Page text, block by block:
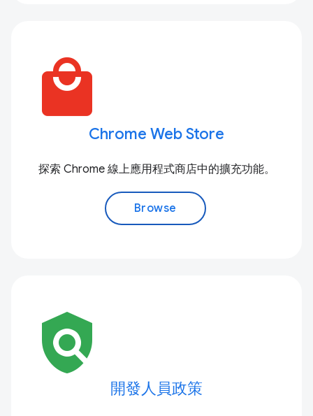
local_mall
Chrome Web Store
探索 Chrome 線上應用程式商店中的擴充功能。
Browse
policy
開發人員政策